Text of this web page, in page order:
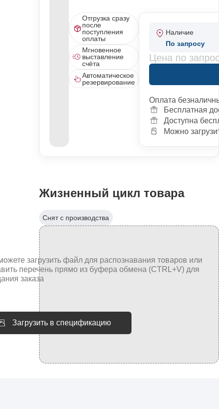
Отгрузка сразу
после
поступления
оплаты
Мгновенное
выставление
счёта
Автоматическое
резервирование
Наличие
По запросу
Цена по
Оплата
Бесплатная
Доступна
Можно
Жизненный цикл товара
Снят с производства
Загрузить в спецификацию